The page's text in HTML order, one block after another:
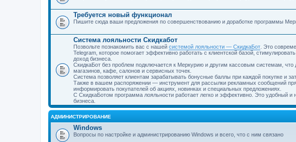
Требуется новый функционал
Пишите сюда ваши предложения по совершенствованию и доработке программы
Система лояльности Скидкабот
Позвольте познакомить вас с нашей системой лояльности — СкидкаБот . Это
Telegram, которое помогает эффективно работать с клиентской базой,
доход бизнеса.
СкидкаБот без проблем подключается к Меркурию и другим кассовым системам,
магазинов, кафе, салонов и сервисных точек.
Система позволяет клиентам зарабатывать бонусные баллы при каждой покупке и
Также в вашем распоряжении — инструмент для рассылки рекламных сообщений
информировать покупателей об акциях, новинках и специальных предложениях.
С СкидкаБотом программа лояльности работает легко и эффективно. Это удобный
бизнеса.
АДМИНИСТРИРОВАНИЕ
Windows
Вопросы по настройке и администрированию Windows и всего, что с ним связано